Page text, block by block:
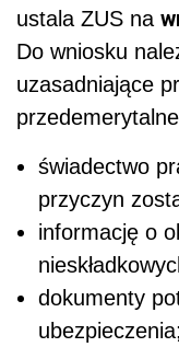
ustala ZUS na
Do wniosku
uzasadniające
świadectwo
przyczyn
informację o
dokumenty
ubezpieczenia;